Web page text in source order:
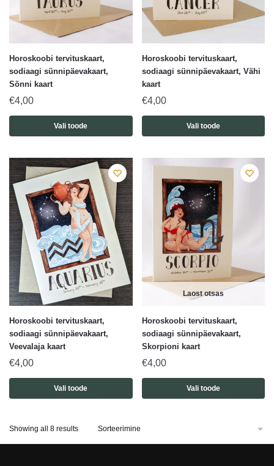
Horoskoobi tervituskaart,
sodiaagi sünnipäevakaart,
Sõnni kaart
€4,00
Vali toode
Horoskoobi tervituskaart,
sodiaagi sünnipäevakaart, Vähi
kaart
€4,00
Vali toode
Horoskoobi tervituskaart,
sodiaagi sünnipäevakaart,
Veevalaja kaart
€4,00
Vali toode
Laost otsas
Horoskoobi tervituskaart,
sodiaagi sünnipäevakaart,
Skorpioni kaart
€4,00
Vali toode
Showing all 8 results